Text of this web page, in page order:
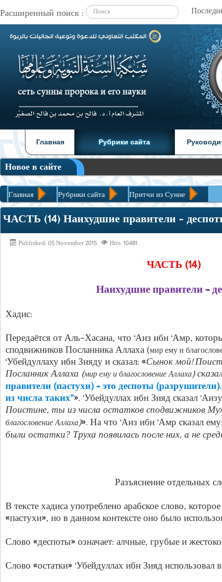
Расширенный поиск :
Главная Рубрики сайта |
Новое в сайте
Главная Рубрики сайта
Притчи из Сунне
ЧАСТЬ (14) Наихудшие правители – деспоты
ЧАСТЬ (14) Наихудшие правители –
Published: 05 November 2015 Hits: 10481
ЧАСТЬ (14)
Наихудшие правители –
Хадис:
Передаётся от Аль-Хасана, что ‘Аиз ибн ‘Амр,
сподвижников Посланника Аллаха (мир ему и
‘Убейдуллаху ибн Зияду и сказал: «Сынок мой!
Посланник Аллаха (мир ему и благословение Аллаха)
правители (пастухи) – это деспоты
из числа таких”». ‘Убейдуллах ибн Зияд сказал
Поистине, ты из числа остатков сподвижников
благословение Аллаха)». На что ‘Аиз ибн ‘Амр сказал
были остатки? Труха появилась после них, а не
Разъяснение отдельных
В тексте хадиса употреблено арабское слово,
«пастухи», но в данном контексте оно было
Слово «деспоты» означает: алчные, грубые и
Слово «остатки» ‘Убейдуллах ибн Зияд использовал